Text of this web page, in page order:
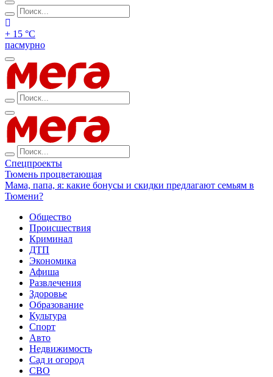
+ 15 °С
пасмурно
Спецпроекты
Тюмень процветающая
Мама, папа, я: какие бонусы и скидки предлагают семьям в
Тюмени?
Общество
Происшествия
Криминал
ДТП
Экономика
Афиша
Развлечения
Здоровье
Образование
Культура
Спорт
Авто
Недвижимость
Сад и огород
СВО